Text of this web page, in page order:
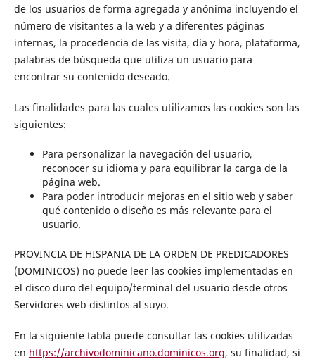
de los usuarios de forma agregada y anónima incluyendo el
número de visitantes a la web y a diferentes páginas
internas, la procedencia de las visita, día y hora, plataforma,
palabras de búsqueda que utiliza un usuario para
encontrar su contenido deseado.
Las finalidades para las cuales utilizamos las cookies son las
siguientes:
Para personalizar la navegación del usuario,
reconocer su idioma y para equilibrar la carga de la
página web.
Para poder introducir mejoras en el sitio web y saber
qué contenido o diseño es más relevante para el
usuario.
PROVINCIA DE HISPANIA DE LA ORDEN DE PREDICADORES
(DOMINICOS) no puede leer las cookies implementadas en
el disco duro del equipo/terminal del usuario desde otros
Servidores web distintos al suyo.
En la siguiente tabla puede consultar las cookies utilizadas
en https://archivodominicano.dominicos.org, su finalidad, si